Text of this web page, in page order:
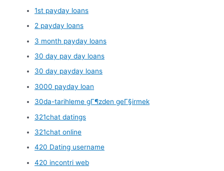
1st payday loans
2 payday loans
3 month payday loans
30 day pay day loans
30 day payday loans
3000 payday loan
30da-tarihleme gГ¶zden geГ§irmek
321chat datings
321chat online
420 Dating username
420 incontri web